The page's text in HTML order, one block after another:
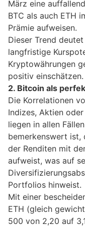
März eine
BTC als auch ETH
Prämie aufweisen.
Dieser Trend
langfristige
Kryptowährungen
positiv einschätzen.
2. Bitcoin als
Die Korrelationen
Indizes, Aktien
liegen in allen
bemerkenswert ist,
der Renditen mit
aufweist, was auf
Portfolios hinweist.
Mit einer
ETH (gleich
500 von 2,20 auf